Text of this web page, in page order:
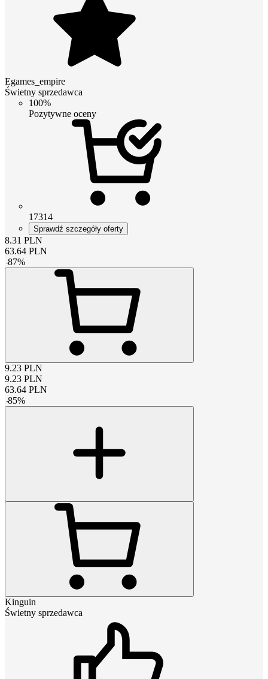
Egames_empire
Świetny sprzedawca
100%
Pozytywne oceny
17314
Sprawdź szczegóły oferty
8.31 PLN
63.64 PLN
-87%
9.23 PLN
9.23 PLN
63.64 PLN
-85%
Kinguin
Świetny sprzedawca